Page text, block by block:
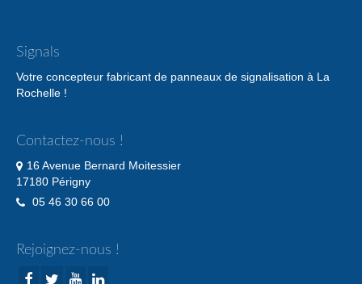
Signals
Votre concepteur fabricant de panneaux de signalisation à La
Rochelle !
Contactez-nous !
16 Avenue Bernard Moitessier
17180 Périgny
05 46 30 66 00
Rejoignez-nous !